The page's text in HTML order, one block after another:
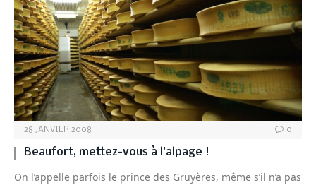
28 JANVIER 2008 0
Beaufort, mettez-vous à l’alpage !
On l’appelle parfois le prince des Gruyères, même s’il n’a pas